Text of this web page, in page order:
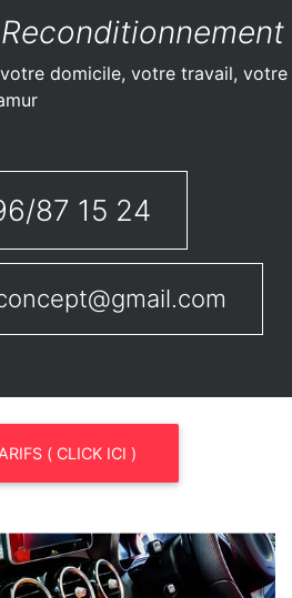
domicile, votre travail, votre
87 15 24
( CLICK ICI )